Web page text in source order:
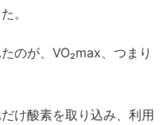
。
のが、VO₂max、つまり
け酸素を取り込み、利用